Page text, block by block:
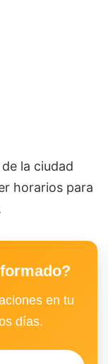
la ciudad
horarios para
en tu
días.